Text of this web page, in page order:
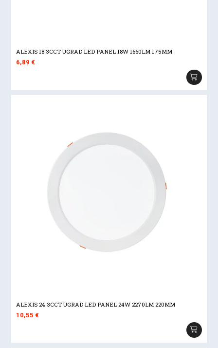
ALEXIS 18 3CCT UGRAD LED PANEL 18W 1660LM 175MM
6,89€
ALEXIS 24 3CCT UGRAD LED PANEL 24W 2270LM 220MM
10,55€